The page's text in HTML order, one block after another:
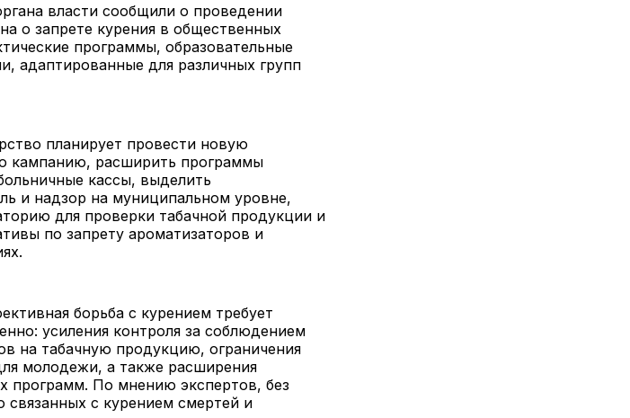
власти сообщили о проведении
о запрете курения в общественных
программы, образовательные
адаптированные для различных групп
планирует провести новую
кампанию, расширить программы
кассы, выделить
и надзор на муниципальном уровне,
для проверки табачной продукции и
по запрету ароматизаторов и
борьба с курением требует
усиления контроля за соблюдением
на табачную продукцию, ограничения
молодежи, а также расширения
программ. По мнению экспертов, без
связанных с курением смертей и